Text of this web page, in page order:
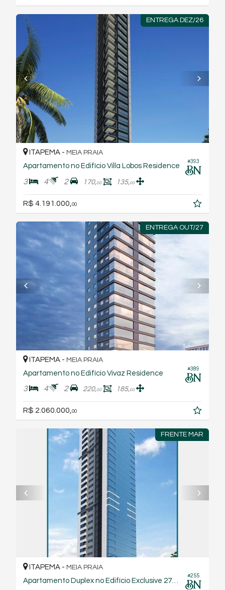
ENTREGA DEZ/26
#393
ITAPEMA - MEIA PRAIA
Apartamento no Edifício Villa Lobos Residence
3 4 2 170,00 135,00
R$ 4.191.000, 00
ENTREGA OUT/27
#389
ITAPEMA - MEIA PRAIA
Apartamento no Edifício Vivaz Residence
3 4 2 220,00 185,00
R$ 2.060.000, 00
FRENTE MAR
#255
ITAPEMA - MEIA PRAIA